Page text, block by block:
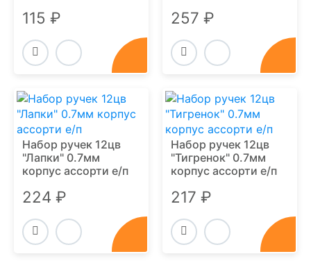
115 ₽ 257 ₽
Набор ручек 12цв
"Лапки" 0.7мм
корпус ассорти е/п
224 ₽
Набор ручек 12цв
"Тигренок" 0.7мм
корпус ассорти е/п
217 ₽